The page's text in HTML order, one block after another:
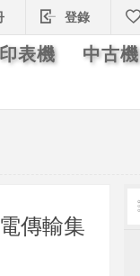
登錄
印表機
中古機
傳輸集